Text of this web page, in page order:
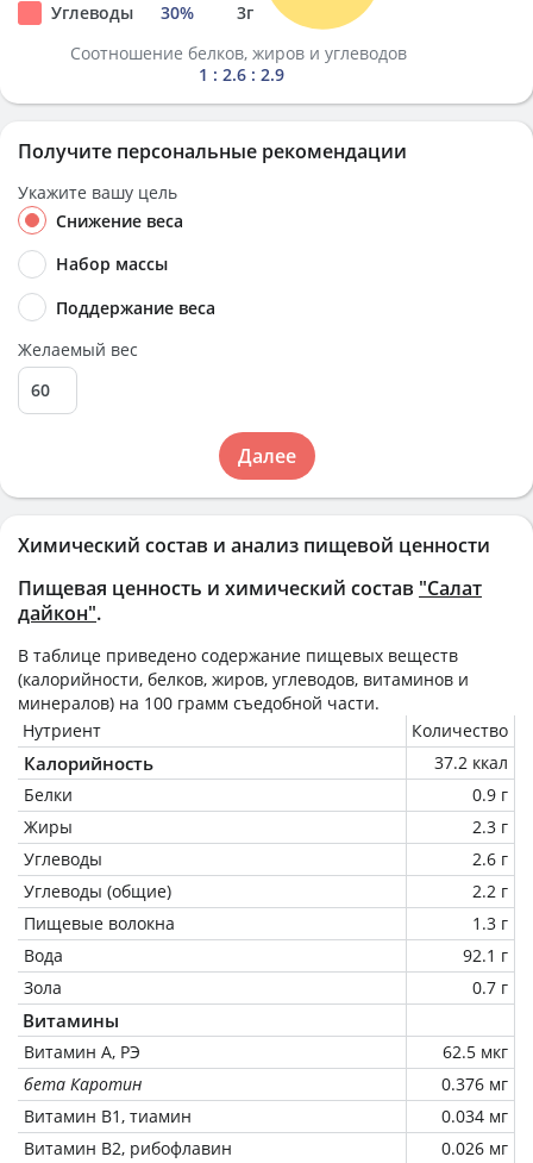
Химический состав и анализ пищевой ценности
Пищевая ценность и химический состав "Салат
дайкон".
В таблице приведено содержание пищевых веществ
(калорийности, белков, жиров, углеводов, витаминов и
минералов) на 100 грамм съедобной части.
Нутриент
Количество
Калорийность
37.2 ккал
Белки
0.9 г
Жиры
2.3 г
Углеводы
2.6 г
Углеводы (общие)
2.2 г
Пищевые волокна
1.3 г
Вода
92.1 г
Зола
0.7 г
Витамины
Витамин А, РЭ
62.5 мкг
бета Каротин
0.376 мг
Витамин В1, тиамин
0.034 мг
Витамин В2, рибофлавин
0.026 мг
Углеводы
30% 3г
Соотношение белков, жиров и углеводов
1 : 2.6 : 2.9
Получите персональные рекомендации
Укажите вашу цель
Снижение веса
Набор массы
Поддержание веса
Желаемый вес
Далее